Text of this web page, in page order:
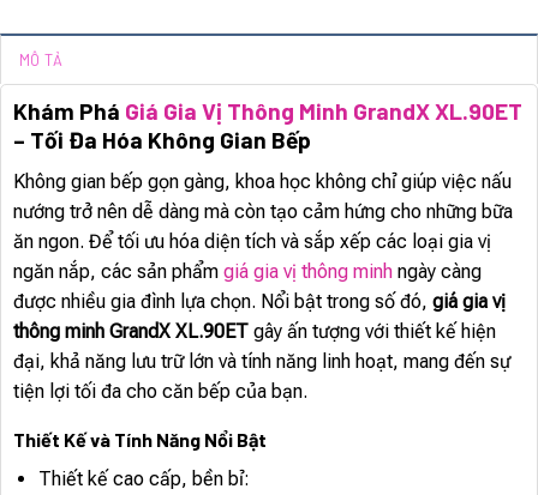
MÔ TẢ
Khám Phá Giá Gia Vị Thông Minh GrandX XL.90ET
– Tối Đa Hóa Không Gian Bếp
Không gian bếp gọn gàng, khoa học không chỉ giúp việc nấu
nướng trở nên dễ dàng mà còn tạo cảm hứng cho những bữa
ăn ngon. Để tối ưu hóa diện tích và sắp xếp các loại gia vị
ngăn nắp, các sản phẩm giá gia vị thông minh ngày càng
được nhiều gia đình lựa chọn. Nổi bật trong số đó, giá gia vị
thông minh GrandX XL.90ET gây ấn tượng với thiết kế hiện
đại, khả năng lưu trữ lớn và tính năng linh hoạt, mang đến sự
tiện lợi tối đa cho căn bếp của bạn.
Thiết Kế và Tính Năng Nổi Bật
Thiết kế cao cấp, bền bỉ: